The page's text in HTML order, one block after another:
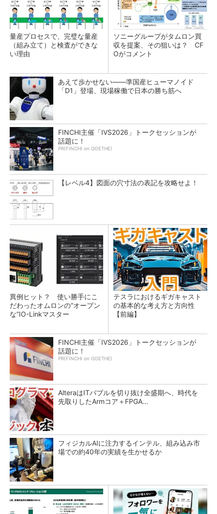
量産プロセスで、完璧な量産
（組み立て）と検査ができな
い理由
ソニーグループがタムロン買
収を提案、その狙いは？ CF
Oがコメント
あえて歩かせない――準国産ヒューマノイド
「D1」登場、現場稼働で日本の勝ち筋へ
FINCHI主催「IVS2026」トークセッションが
話題に！
PR(FINCHI on GOETHE)
【レベル4】図面の穴寸法の表記を攻略せよ！
異例ヒット？ 使い勝手にこ
だわったオムロンの“オープン
な”IO-Linkマスター
テスラにおけるギガキャスト
の基本的な考え方と方向性
【前編】
FINCHI主催「IVS2026」トークセッションが
話題に！
PR(FINCHI on GOETHE)
AlteraはITバブルを切り抜け全盛期へ、時代を
先取りしたArmコア＋FPGA...
フィジカルAIに注力するインテル、組み込み市
場での約40年の実績を生かせるか